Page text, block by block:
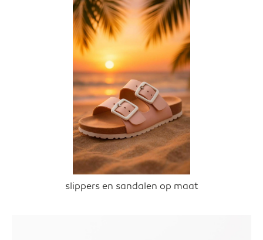
slippers en sandalen op maat